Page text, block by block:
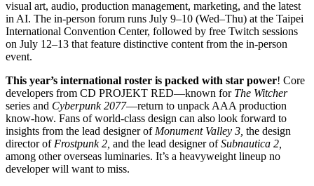
visual art, audio, production management, marketing, and the latest
in AI. The in-person forum runs July 9–10 (Wed–Thu) at the Taipei
International Convention Center, followed by free Twitch sessions
on July 12–13 that feature distinctive content from the in-person
event.
This year’s international roster is packed with star power! Core
developers from CD PROJEKT RED—known for The Witcher
series and Cyberpunk 2077—return to unpack AAA production
know-how. Fans of world-class design can also look forward to
insights from the lead designer of Monument Valley 3, the design
director of Frostpunk 2, and the lead designer ofSubnautica 2,
among other overseas luminaries. It’s a heavyweight lineup no
developer will want to miss.